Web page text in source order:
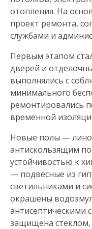
отопления. На
проект ремонта,
службами и
Первым этапом
дверей и
выполнялись с
минимального
ремонтировались
временной
Новые полы —
антискользящим
устойчивостью к
— подвесные из
светильниками и
окрашены
антисептическими
защищена